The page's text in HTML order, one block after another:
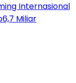
Internasional
Miliar